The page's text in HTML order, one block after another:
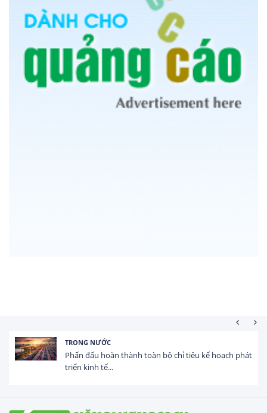
TRONG NƯỚC
Phấn đấu hoàn thành toàn bộ chỉ tiêu kế hoạch phát
triển kinh tế...